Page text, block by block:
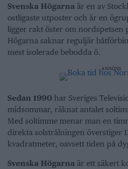
Svenska Högarna är en av
ostligaste utposter och är en
ligger rakt öster om nordspetsen
Högarna saknar reguljär
mest isolerade bebodda ö.
ANNONS
Sedan 1990 har Sveriges
midsommar, räknat antalet
Med soltimme menar man en
direkta solstrålningen överstiger
kvadratmeter, oavsett tiden på
Svenska Högarna är ett säkert